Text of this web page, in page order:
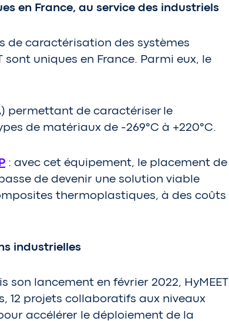
en France, au service des industriels
de caractérisation des systèmes
uniques en France. Parmi eux, le
permettant de caractériser le
de matériaux de -269°C à +220°C.
: avec cet équipement, le placement de
de devenir une solution viable
thermoplastiques, à des coûts
industrielles
son lancement en février 2022, HyMEET
12 projets collaboratifs aux niveaux
accélérer le déploiement de la